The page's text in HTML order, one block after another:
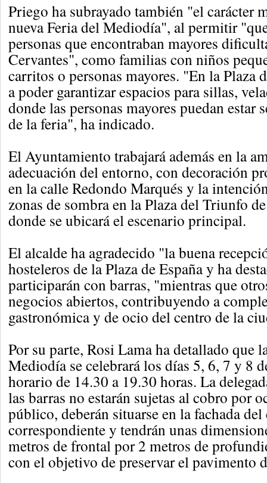
Priego ha subrayado también "el carácter
nueva Feria del Mediodía", al permitir
personas que encontraban mayores
Cervantes", como familias con niños
carritos o personas mayores. "En la Plaza
a poder garantizar espacios para sillas,
donde las personas mayores puedan estar
de la feria", ha indicado.
El Ayuntamiento trabajará además en la
adecuación del entorno, con decoración
en la calle Redondo Marqués y la
zonas de sombra en la Plaza del Triunfo
donde se ubicará el escenario principal.
El alcalde ha agradecido "la buena
hosteleros de la Plaza de España y ha
participarán con barras, "mientras que
negocios abiertos, contribuyendo a
gastronómica y de ocio del centro de la
Por su parte, Rosi Lama ha detallado que
Mediodía se celebrará los días 5, 6, 7 y 8
horario de 14.30 a 19.30 horas. La
las barras no estarán sujetas al cobro por
público, deberán situarse en la fachada
correspondiente y tendrán unas
metros de frontal por 2 metros de
con el objetivo de preservar el pavimento